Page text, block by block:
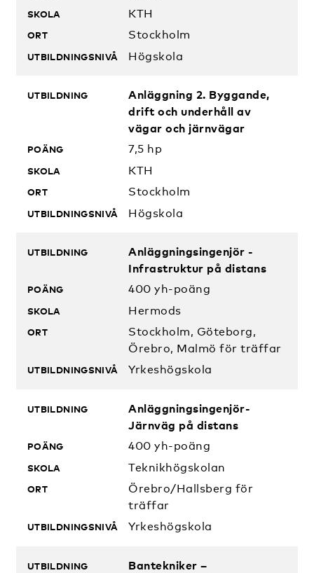
KTH
Stockholm
Högskola
Anläggning 2. Byggande,
drift och underhåll av
vägar och järnvägar
7,5 hp
KTH
Stockholm
Högskola
Anläggningsingenjör -
Infrastruktur på distans
400 yh-poäng
Hermods
Stockholm, Göteborg,
Örebro, Malmö för träffar
Yrkeshögskola
Anläggningsingenjör-
Järnväg på distans
400 yh-poäng
Teknikhögskolan
Örebro/Hallsberg för
träffar
Yrkeshögskola
Bantekniker –